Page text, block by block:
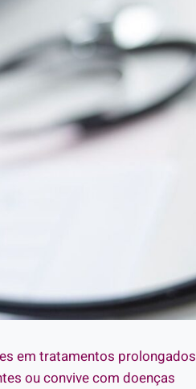
em tratamentos prolongados
ou convive com doenças